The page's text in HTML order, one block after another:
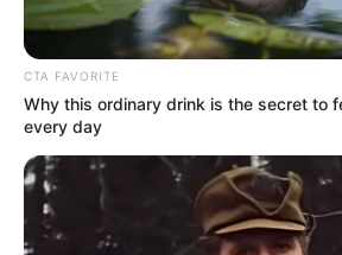
CTA FAVORITE
Why this ordinary drink is the secret to
every day